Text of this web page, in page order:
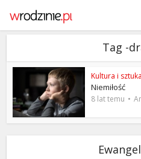
Tag -
Kultura i sztuka
Niemiłość
8 lat temu